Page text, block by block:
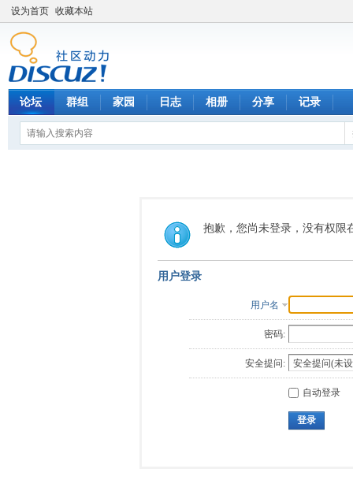
设为首页 收藏本站
论坛 群组 家园 日志 相册 分享 记录
抱歉，您尚未登录，没有权限
用户登录
用户名
密码:
安全提问:
自动登录
登录